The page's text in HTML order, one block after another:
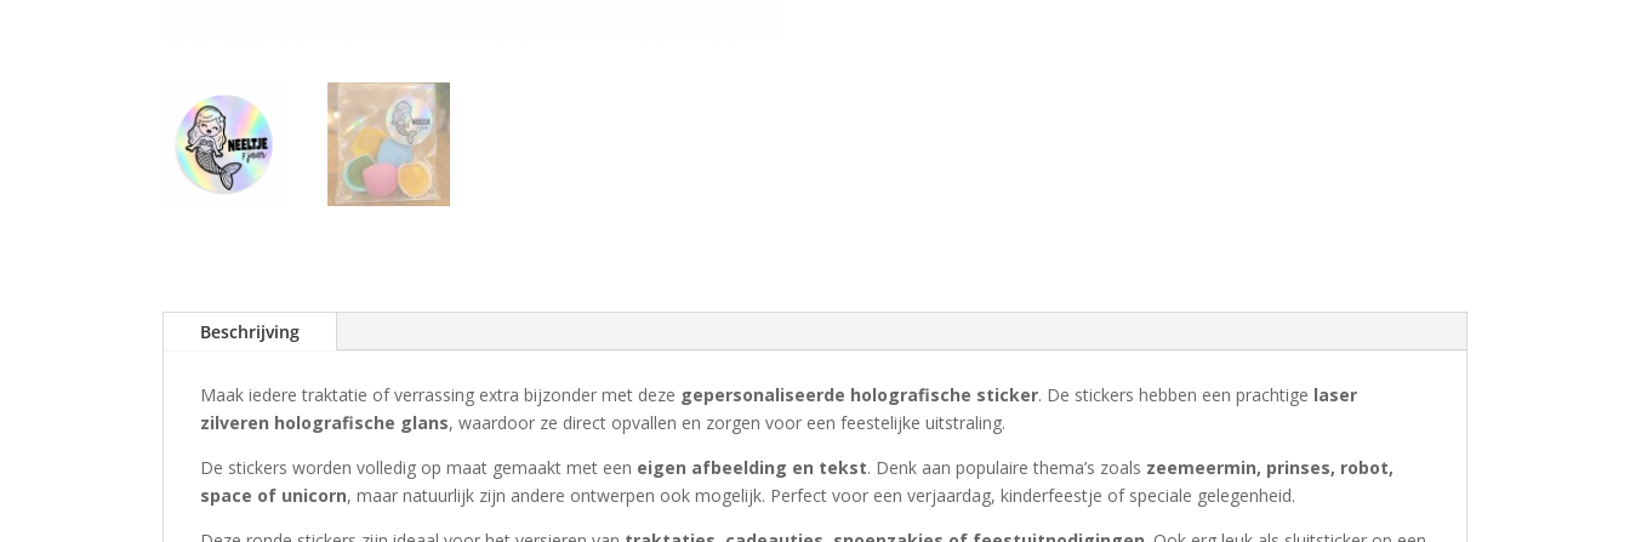
Beschrijving
Maak iedere traktatie of verrassing extra bijzonder met deze gepersonaliseerde holografische sticker. De stickers hebben een prachtige laser
zilveren holografische glans, waardoor ze direct opvallen en zorgen voor een feestelijke uitstraling.
De stickers worden volledig op maat gemaakt met een eigen afbeelding en tekst. Denk aan populaire thema’s zoals zeemeermin, prinses, robot,
space of unicorn, maar natuurlijk zijn andere ontwerpen ook mogelijk. Perfect voor een verjaardag, kinderfeestje of speciale gelegenheid.